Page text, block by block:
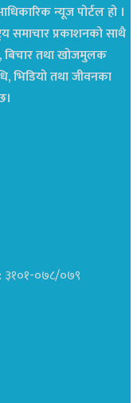
न्यूज पोर्टल हो ।
समाचार प्रकाशनको साथै
बिचार तथा खोजमुलक
भिडियो तथा जीवनका
: ३१०१-०७८/०७९